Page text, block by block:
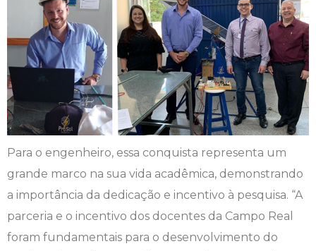
Para o engenheiro, essa conquista representa um
grande marco na sua vida acadêmica, demonstrando
a importância da dedicação e incentivo à pesquisa. “A
parceria e o incentivo dos docentes da Campo Real
foram fundamentais para o desenvolvimento do
Engenharia Mecânica
Farmácia
Fisioterapia
Medicina
Medicina Veterinária
Nutrição
Odontologia
Manual do Acadêmico
Manual de Formatura
Manual de Trabalhos Acadêmicos
Minha Biblioteca
Núcleo de Apoio Psicopedagógico
Ouvidoria
Plano de Ensino
Infocampo
Intercampo
Logos Campo Real
NAPP e NAPC
Portal do Egresso
Portal do RH
Programa de Monitoria